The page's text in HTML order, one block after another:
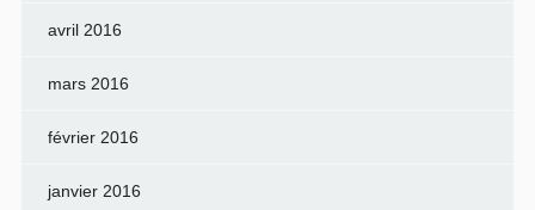
avril 2016
mars 2016
février 2016
janvier 2016